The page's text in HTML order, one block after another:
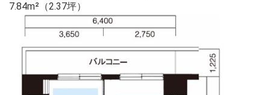
7.84m²（2.37坪）